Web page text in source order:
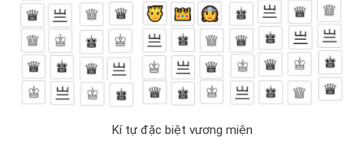
Kí tự đặc biệt vương miện